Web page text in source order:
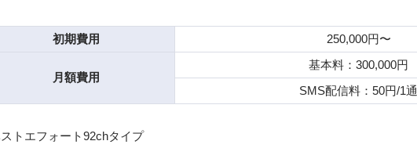
初期費用 250,000円〜
月額費用
基本料：300,000円
SMS配信料：50円/1通
トエフォート92chタイプ